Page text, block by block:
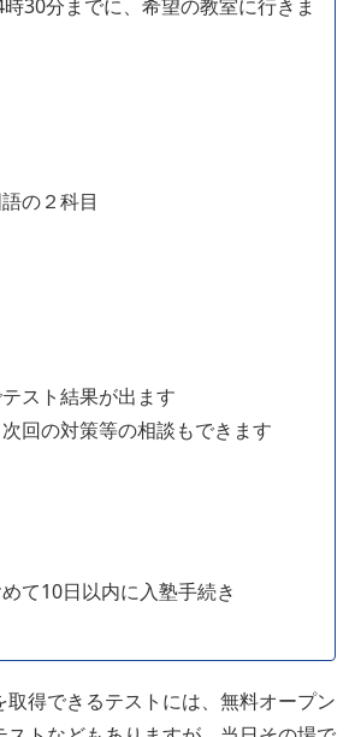
30分までに、希望の教室に行きま
の２科目
スト結果が出ます
回の対策等の相談もできます
て10日以内に入塾手続き
得できるテストには、無料オープン